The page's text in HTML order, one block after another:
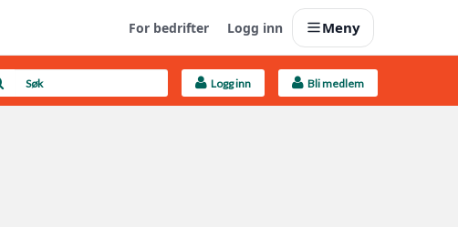
For bedrifter Logg inn Meny
Last opp selv Logg inn Bli medlem